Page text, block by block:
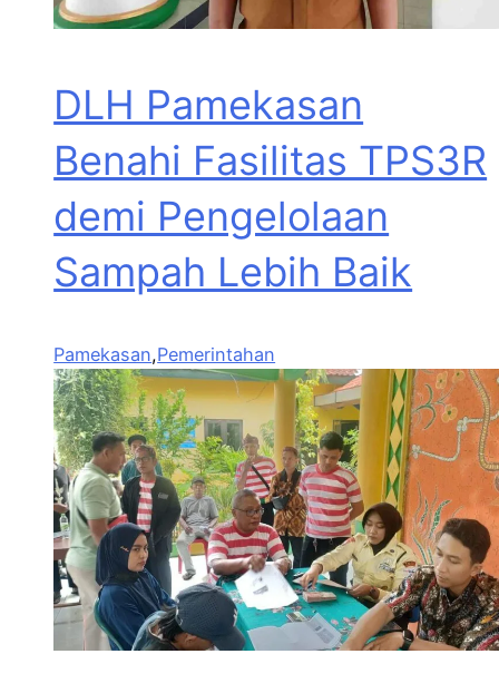
DLH Pamekasan
Benahi Fasilitas TPS3R
demi Pengelolaan
Sampah Lebih Baik
Pamekasan,Pemerintahan